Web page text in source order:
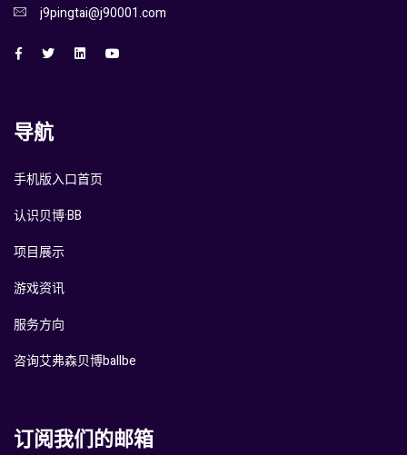
j9pingtai@j90001.com
导航
手机版入口首页
认识贝博·BB
项目展示
游戏资讯
服务方向
咨询艾弗森贝博ballbe
订阅我们的邮箱